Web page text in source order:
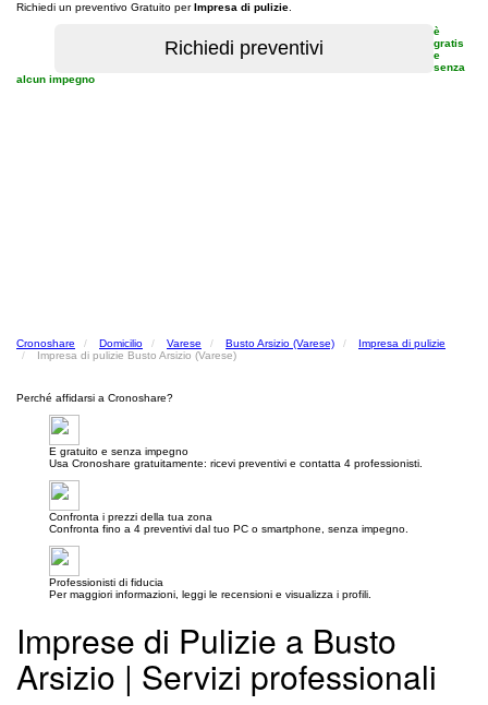
Richiedi un preventivo Gratuito perImpresa di pulizie
è
gratis
e
senza
alcun impegno
Cronoshare Domicilio Varese Busto Arsizio (Varese)
Impresa di pulizie
Impresa di pulizie Busto Arsizio (Varese)
Perché affidarsi a Cronoshare?
E gratuito e senza impegno
Usa Cronoshare gratuitamente: ricevi preventivi e contatta 4 professionisti.
Confronta i prezzi della tua zona
Confronta fino a 4 preventivi dal tuo PC o smartphone, senza impegno.
Professionisti di fiducia
Per maggiori informazioni, leggi le recensioni e visualizza i profili.
Imprese di Pulizie a Busto
Arsizio | Servizi professionali